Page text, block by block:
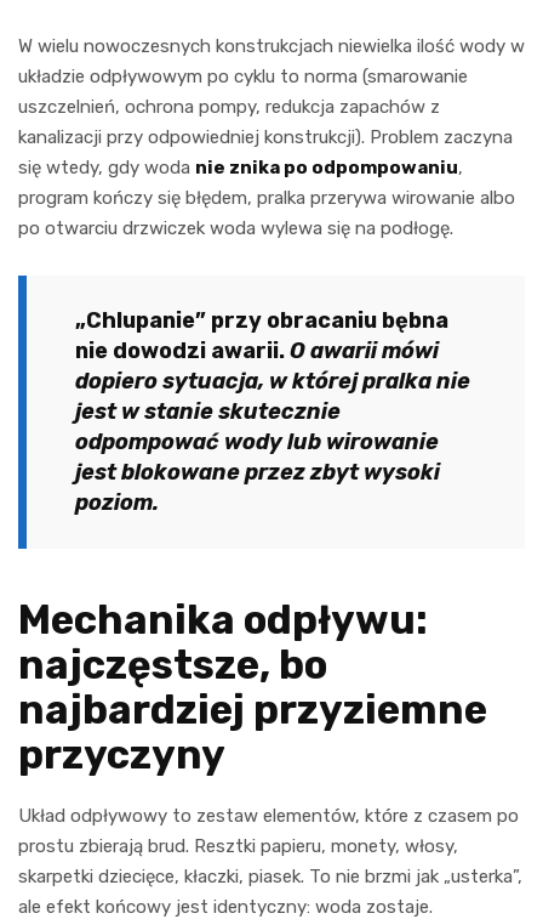
W wielu nowoczesnych konstrukcjach niewielka ilość wody w
układzie odpływowym po cyklu to norma (smarowanie
uszczelnień, ochrona pompy, redukcja zapachów z
kanalizacji przy odpowiedniej konstrukcji). Problem zaczyna
się wtedy, gdy woda nie znika po odpompowaniu,
program kończy się błędem, pralka przerywa wirowanie albo
po otwarciu drzwiczek woda wylewa się na podłogę.
„Chlupanie” przy obracaniu bębna
nie dowodzi awarii.O awarii mówi
dopiero sytuacja, w której pralka nie
jest w stanie skutecznie
odpompować wody lub wirowanie
jest blokowane przez zbyt wysoki
poziom.
Mechanika odpływu:
najczęstsze, bo
najbardziej przyziemne
przyczyny
Układ odpływowy to zestaw elementów, które z czasem po
prostu zbierają brud. Resztki papieru, monety, włosy,
skarpetki dziecięce, kłaczki, piasek. To nie brzmi jak „usterka”,
ale efekt końcowy jest identyczny: woda zostaje.